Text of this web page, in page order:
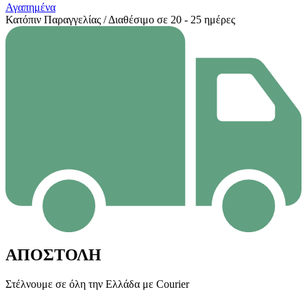
Αγαπημένα
Κατόπιν Παραγγελίας / Διαθέσιμο σε 20 - 25 ημέρες
ΑΠΟΣΤΟΛΗ
Στέλνουμε σε όλη την Ελλάδα με Courier